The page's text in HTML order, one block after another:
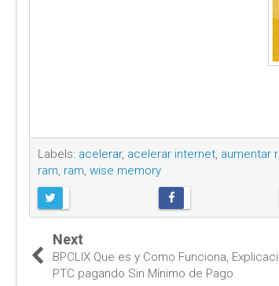
Labels: acelerar, acelerar internet, aumentar
ram, ram, wise memory
Next
BPCLIX Que es y Como Funciona,
PTC pagando Sin Mínimo de Pago